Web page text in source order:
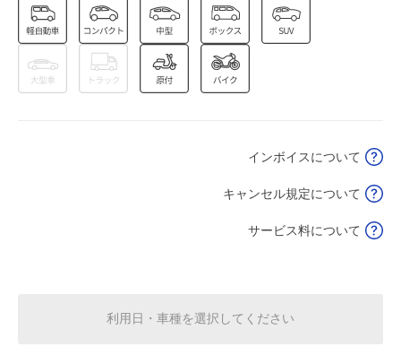
8月16日 (日)
7:30～20:00
¥620
空き1
空き1
7:30～20:00
¥620
¥620
インボイスについて
キャンセル規定について
サービス料について
利用日・車種を選択してください